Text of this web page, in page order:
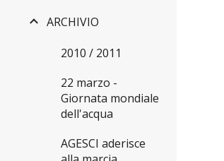
ARCHIVIO
2010 / 2011
22 marzo -
Giornata mondiale
dell'acqua
AGESCI aderisce